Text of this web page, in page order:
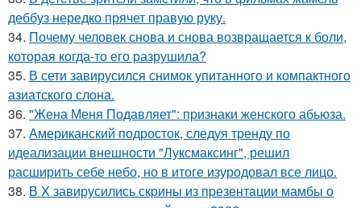
деббуз нередко прячет правую руку.
34. Почему человек снова и снова возвращается к боли,
которая когда-то его разрушила?
35. В сети завирусился снимок упитанного и компактного
азиатского слона.
36. "Жена Меня Подавляет": признаки женского абьюза.
37. Американский подросток, следуя тренду по
идеализации внешности "Луксмаксинг", решил
расширить себе небо, но в итоге изуродовал все лицо.
38. В X завирусились скpины из пpезентaции мамбы о